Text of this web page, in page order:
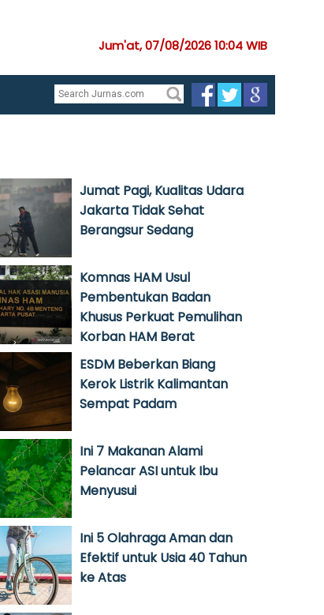
Jum'at, 07/08/2026 10:04 WIB
Jumat Pagi, Kualitas Udara
Jakarta Tidak Sehat
Berangsur Sedang
Komnas HAM Usul
Pembentukan Badan
Khusus Perkuat Pemulihan
Korban HAM Berat
ESDM Beberkan Biang
Kerok Listrik Kalimantan
Sempat Padam
Ini 7 Makanan Alami
Pelancar ASI untuk Ibu
Menyusui
Ini 5 Olahraga Aman dan
Efektif untuk Usia 40 Tahun
ke Atas